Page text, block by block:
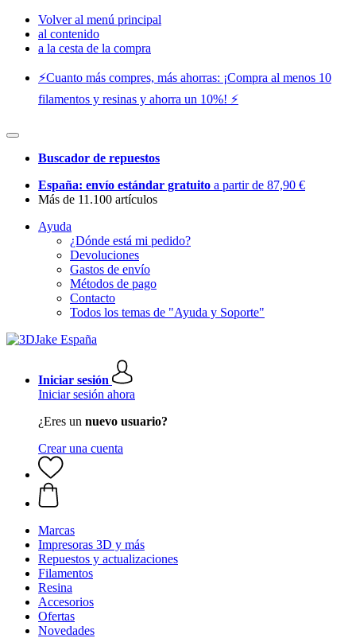
Volver al menú principal
al contenido
a la cesta de la compra
⚡️Cuanto más compres, más ahorras: ¡Compra al menos 10
filamentos y resinas y ahorra un 10%! ⚡️
Buscador de repuestos
España: envío estándar gratuito a partir de 87,90 €
Más de 11.100 artículos
Ayuda
¿Dónde está mi pedido?
Devoluciones
Gastos de envío
Métodos de pago
Contacto
Todos los temas de "Ayuda y Soporte"
Iniciar sesión
Iniciar sesión ahora
¿Eres un nuevo usuario?
Crear una cuenta
Marcas
Impresoras 3D y más
Repuestos y actualizaciones
Filamentos
Resina
Accesorios
Ofertas
Novedades